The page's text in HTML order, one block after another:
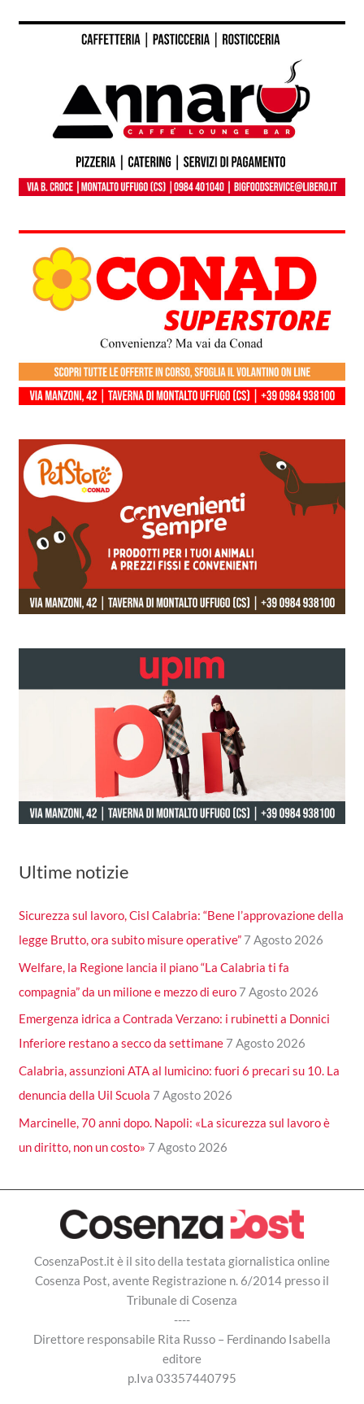
Ultime notizie
Sicurezza sul lavoro, Cisl Calabria: “Bene l’approvazione della
legge Brutto, ora subito misure operative” 7 Agosto 2026
Welfare, la Regione lancia il piano “La Calabria ti fa
compagnia” da un milione e mezzo di euro 7 Agosto 2026
Emergenza idrica a Contrada Verzano: i rubinetti a Donnici
Inferiore restano a secco da settimane 7 Agosto 2026
Calabria, assunzioni ATA al lumicino: fuori 6 precari su 10. La
denuncia della Uil Scuola 7 Agosto 2026
Marcinelle, 70 anni dopo. Napoli: «La sicurezza sul lavoro è
un diritto, non un costo» 7 Agosto 2026
CosenzaPost.it è il sito della testata giornalistica online
Cosenza Post, avente Registrazione n. 6/2014 presso il
Tribunale di Cosenza
----
Direttore responsabile Rita Russo – Ferdinando Isabella
editore
p.Iva 03357440795